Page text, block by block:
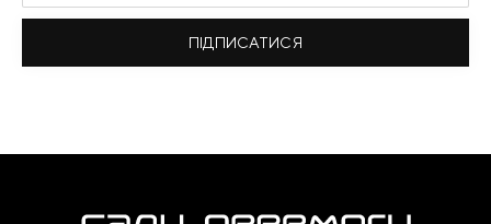
ПІДПИСАТИСЯ